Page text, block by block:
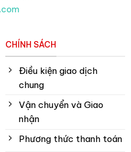
CHÍNH SÁCH
Điều kiện giao dịch
chung
Vận chuyển và Giao
nhận
Phương thức thanh toán